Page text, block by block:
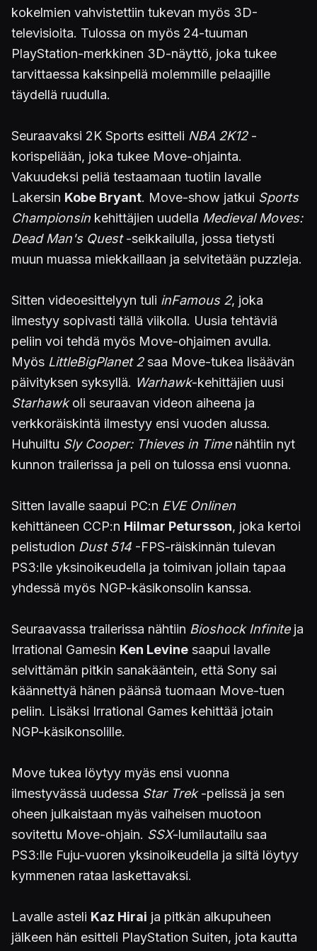
kokelmien vahvistettiin tukevan myös 3D-
televisioita. Tulossa on myös 24-tuuman
PlayStation-merkkinen 3D-näyttö, joka tukee
tarvittaessa kaksinpeliä molemmille pelaajille
täydellä ruudulla.
Seuraavaksi 2K Sports esitteli NBA 2K12-
korispeliään, joka tukee Move-ohjainta.
Vakuudeksi peliä testaamaan tuotiin lavalle
Lakersin Kobe Bryant. Move-show jatkui Sports
Championsin kehittäjien uudella Medieval Moves:
Dead Man's Quest-seikkailulla, jossa tietysti
muun muassa miekkaillaan ja selvitetään puzzleja.
Sitten videoesittelyyn tuli inFamous 2, joka
ilmestyy sopivasti tällä viikolla. Uusia tehtäviä
peliin voi tehdä myös Move-ohjaimen avulla.
Myös LittleBigPlanet 2saa Move-tukea lisäävän
päivityksen syksyllä. Warhawk-kehittäjien uusi
Starhawkoli seuraavan videon aiheena ja
verkkoräiskintä ilmestyy ensi vuoden alussa.
Huhuiltu Sly Cooper: Thieves in Timenähtiin nyt
kunnon trailerissa ja peli on tulossa ensi vuonna.
Sitten lavalle saapui PC:n EVE Onlinen
kehittäneen CCP:n Hilmar Petursson, joka kertoi
pelistudion Dust 514 -FPS-räiskinnän tulevan
PS3:lle yksinoikeudella ja toimivan jollain tapaa
yhdessä myös NGP-käsikonsolin kanssa.
Seuraavassa trailerissa nähtiin Bioshock Infiniteja
Irrational Gamesin Ken Levine saapui lavalle
selvittämän pitkin sanakääntein, että Sony sai
käännettyä hänen päänsä tuomaan Move-tuen
peliin. Lisäksi Irrational Games kehittää jotain
NGP-käsikonsolille.
Move tukea löytyy myäs ensi vuonna
ilmestyvässä uudessa Star Trek-pelissä ja sen
oheen julkaistaan myäs vaiheisen muotoon
sovitettu Move-ohjain. SSX-lumilautailu saa
PS3:lle Fuju-vuoren yksinoikeudella ja siltä löytyy
kymmenen rataa laskettavaksi.
Lavalle asteli Kaz Hirai ja pitkän alkupuheen
jälkeen hän esitteli PlayStation Suiten, jota kautta